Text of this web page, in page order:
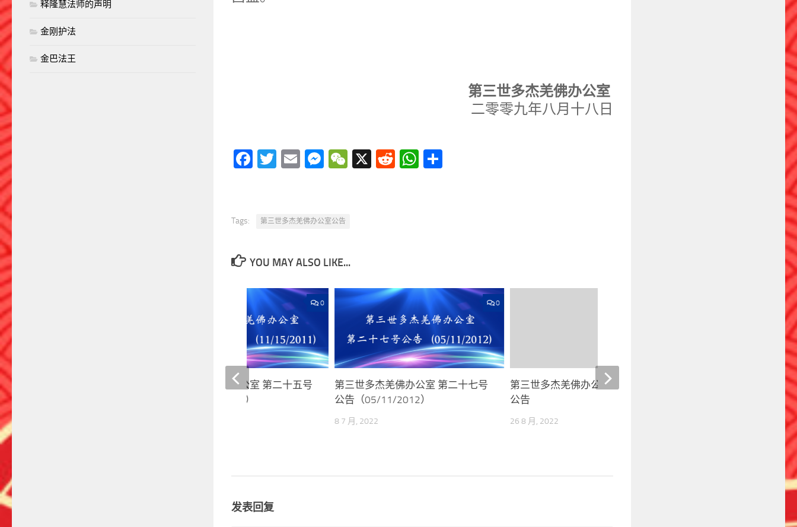
第三世多杰羌佛办公室
二零零九年八月十八日
Facebook
Twitter
EmailMessenger
WeChat
X RedditWhatsApp
Tags: 第三世多杰羌佛办公室公告
YOU MAY ALSO LIKE...
0
第三世多杰羌佛办公室 第二十七号
公告（05/11/2012）
8 7 月, 2022
第三世多杰羌佛办公室 第五十二号
公告
26 8 月, 2022
第三世多杰羌佛办公室
0
第三世多杰羌佛办公室 第二十五号
公告（11/15/2011）
发表回复
释隆慧法师的声明
金刚护法
金巴法王